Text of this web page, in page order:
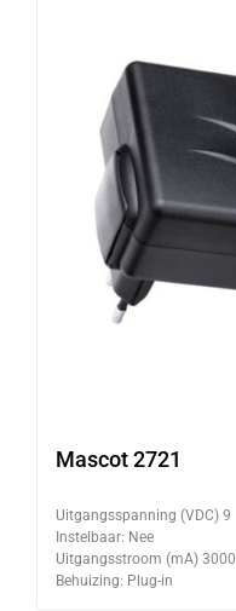
Mascot 2721
Uitgangsspanning (VDC) 9
Instelbaar: Nee
Uitgangsstroom (mA) 3000
Behuizing: Plug-in